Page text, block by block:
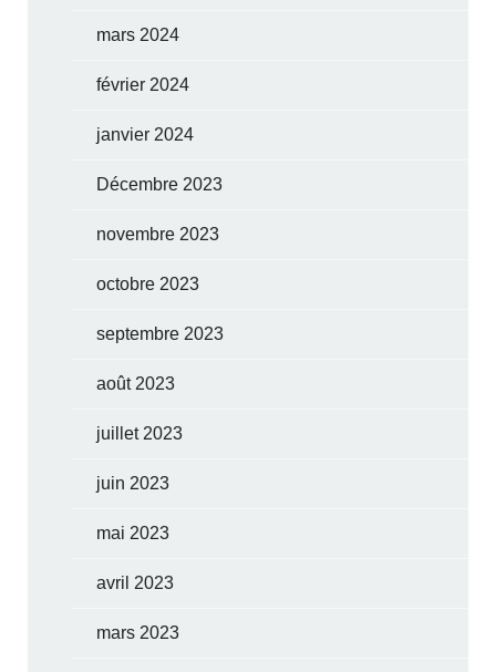
mars 2024
février 2024
janvier 2024
Décembre 2023
novembre 2023
octobre 2023
septembre 2023
août 2023
juillet 2023
juin 2023
mai 2023
avril 2023
mars 2023